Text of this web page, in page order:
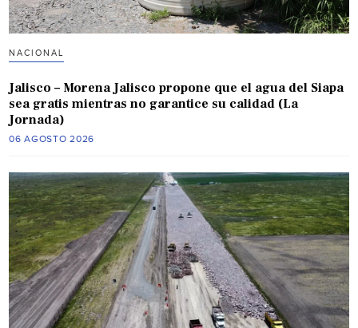
NACIONAL
Jalisco – Morena Jalisco propone que el agua del Siapa
sea gratis mientras no garantice su calidad (La
Jornada)
06 AGOSTO 2026